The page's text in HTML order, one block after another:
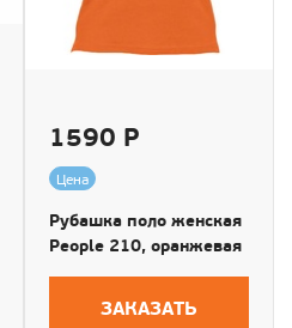
1590 Р
Цена
Рубашка поло женская
People 210, оранжевая
ЗАКАЗАТЬ